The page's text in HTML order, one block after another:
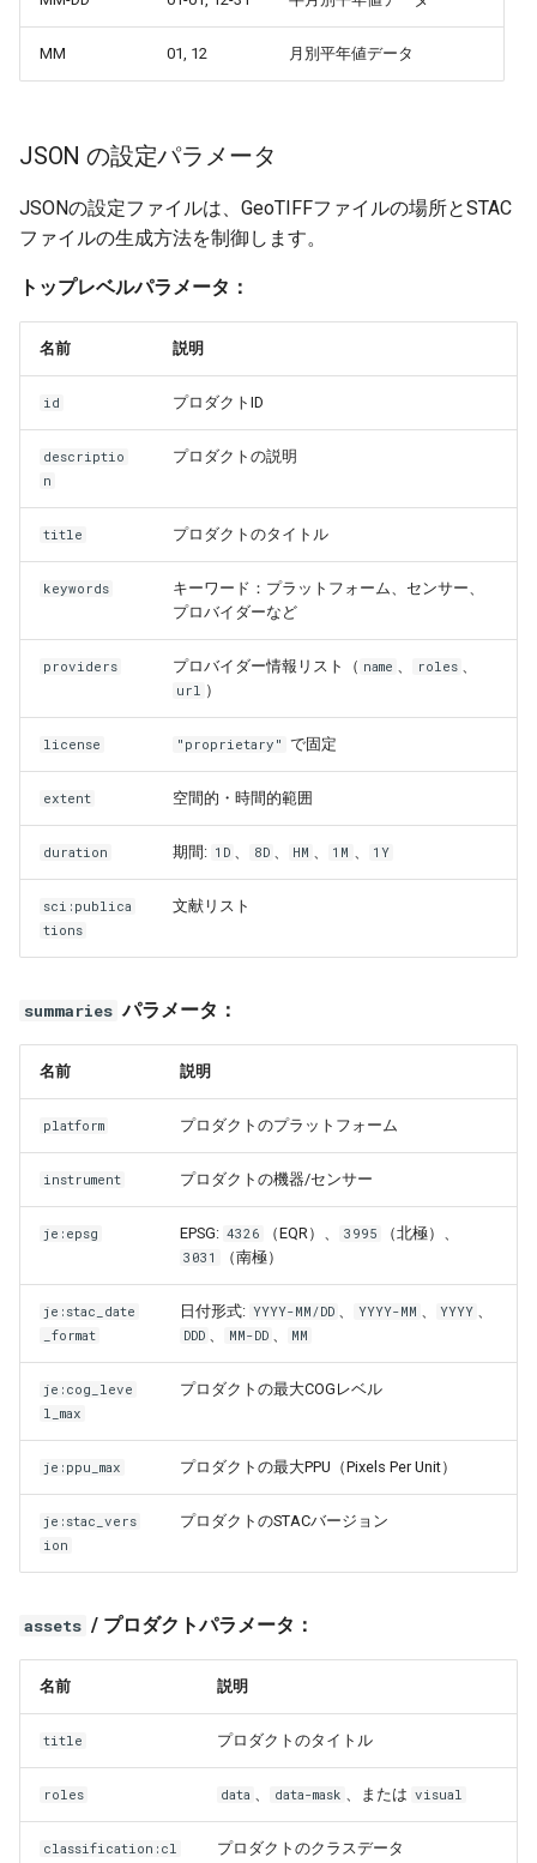
MM 01, 12 月別平年値データ
JSON の設定パラメータ
JSONの設定ファイルは、GeoTIFFファイルの場所とSTAC
ファイルの生成方法を制御します。
トップレベルパラメータ：
名前 説明
id プロダクトID
descriptio
n
プロダクトの説明
title プロダクトのタイトル
keywords
キーワード：プラットフォーム、センサー、
プロバイダーなど
providers プロバイダー情報リスト（ name 、 roles 、
url ）
license "proprietary" で固定
extent 空間的・時間的範囲
duration 期間: 1D 、 8D 、 HM 、 1M 、 1Y
sci:publica
tions
文献リスト
summaries パラメータ：
名前 説明
platform プロダクトのプラットフォーム
instrument プロダクトの機器/センサー
je:epsg EPSG: 4326 （EQR）、 3995 （北極）、
3031 （南極）
je:stac_date
_format
日付形式: YYYY-MM/DD 、 YYYY-MM 、 YYYY 、
DDD 、 MM-DD 、 MM
je:cog_leve
l_max
プロダクトの最大COGレベル
je:ppu_max プロダクトの最大PPU（Pixels Per Unit）
je:stac_vers
ion
プロダクトのSTACバージョン
assets / プロダクトパラメータ：
名前 説明
title プロダクトのタイトル
roles data 、 data-mask 、または visual
classification:cl
プロダクトのクラスデータ